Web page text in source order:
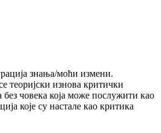
знања/моћи измени.
теоријски изнова критички
човека која може послужити као
које су настале као критика